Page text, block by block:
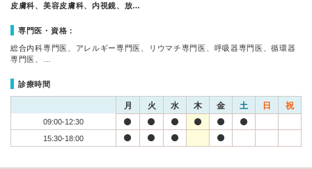
皮膚科、美容皮膚科、内視鏡、放…
専門医・資格：
総合内科専門医、アレルギー専門医、リウマチ専門医、呼吸器専門医、循環器
専門医、…
診療時間
月 火 水 木 金 土 日 祝
09:00-12:30
15:30-18:00